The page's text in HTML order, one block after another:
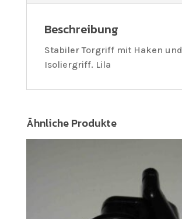
Beschreibung
Stabiler Torgriff mit Haken und
Isoliergriff. Lila
Ähnliche Produkte